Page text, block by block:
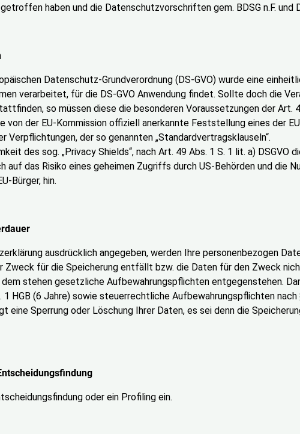
haben und die Datenschutzvorschriften gem. BDSG n.F. und
Datenschutz-Grundverordnung (DS-GVO) wurde eine
verarbeitet, für die DS-GVO Anwendung findet. Sollte doch die
so müssen diese die besonderen Voraussetzungen der
von der EU-Kommission offiziell anerkannte Feststellung eines der
Verpflichtungen, der so genannten „Standardvertragsklauseln“.
des sog. „Privacy Shields“, nach Art. 49 Abs. 1 S. 1 lit. a)
auf das Risiko eines geheimen Zugriffs durch US-Behörden und die
Bürger, hin.
ausdrücklich angegeben, werden Ihre personenbezogen
Zweck für die Speicherung entfällt bzw. die Daten für den Zweck
stehen gesetzliche Aufbewahrungspflichten entgegenstehen.
HGB (6 Jahre) sowie steuerrechtliche Aufbewahrungspflichten
Sperrung oder Löschung Ihrer Daten, es sei denn die
oder ein Profiling ein.